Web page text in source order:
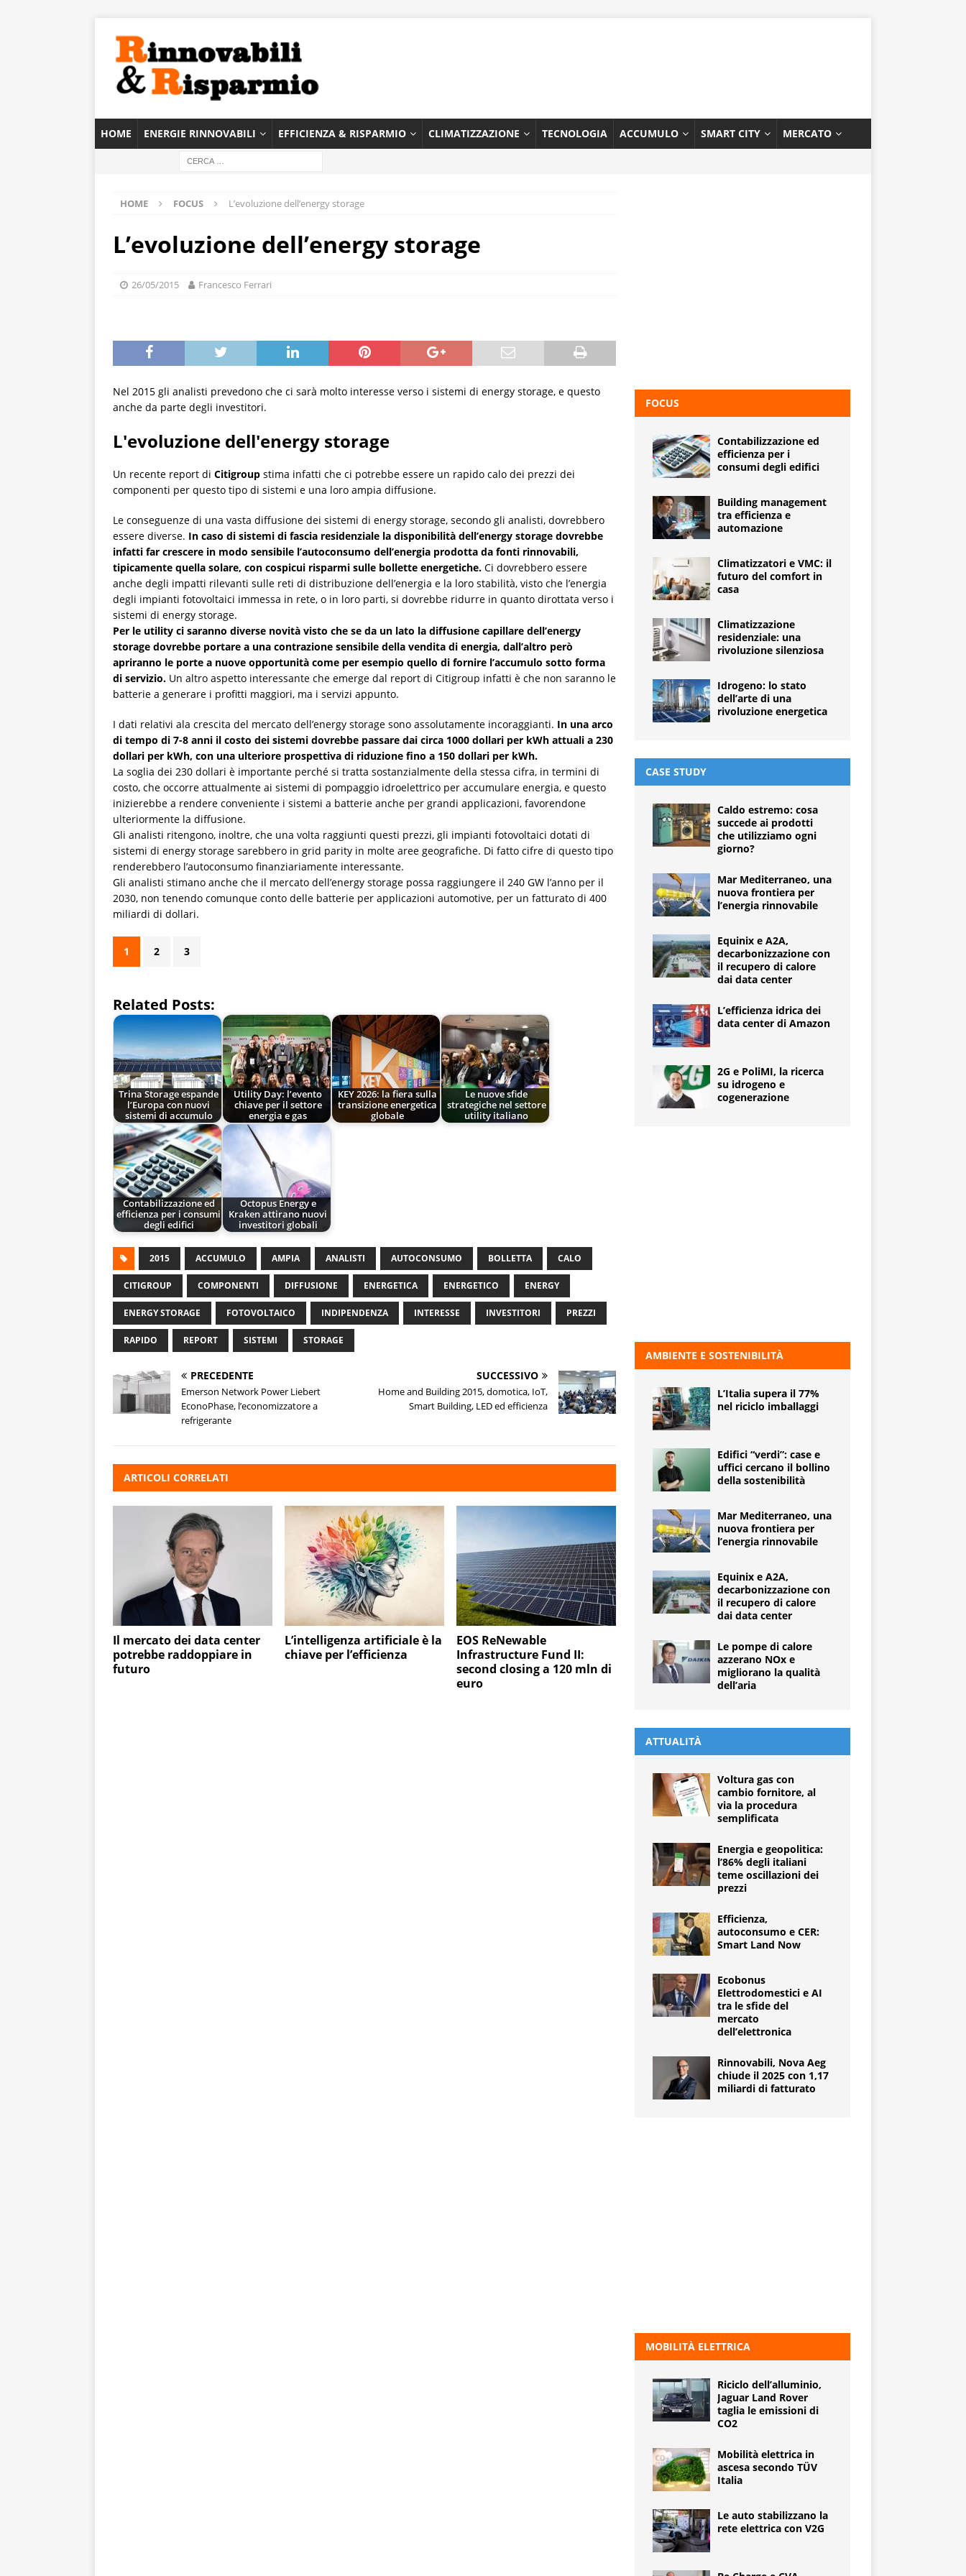
HOME ENERGIE RINNOVABILI EFFICIENZA & RISPARMIO CLIMATIZZAZIONE TECNOLOGIA ACCUMULO SMART CITY MERCATO
HOME FOCUS L’evoluzione dell’energy storage
L’evoluzione dell’energy storage
26/05/2015 Francesco Ferrari
Nel 2015 gli analisti prevedono che ci sarà molto interesse verso i sistemi di energy storage, e questo
anche da parte degli investitori.
L'evoluzione dell'energy storage
Un recente report di Citigroup stima infatti che ci potrebbe essere un rapido calo dei prezzi dei
componenti per questo tipo di sistemi e una loro ampia diffusione.
Le conseguenze di una vasta diffusione dei sistemi di energy storage, secondo gli analisti, dovrebbero
essere diverse. In caso di sistemi di fascia residenziale la disponibilità dell’energy storage dovrebbe
infatti far crescere in modo sensibile l’autoconsumo dell’energia prodotta da fonti rinnovabili,
tipicamente quella solare, con cospicui risparmi sulle bollette energetiche. Ci dovrebbero essere
anche degli impatti rilevanti sulle reti di distribuzione dell’energia e la loro stabilità, visto che l’energia
degli impianti fotovoltaici immessa in rete, o in loro parti, si dovrebbe ridurre in quanto dirottata verso i
sistemi di energy storage.
Per le utility ci saranno diverse novità visto che se da un lato la diffusione capillare dell’energy
storage dovrebbe portare a una contrazione sensibile della vendita di energia, dall’altro però
apriranno le porte a nuove opportunità come per esempio quello di fornire l’accumulo sotto forma
di servizio. Un altro aspetto interessante che emerge dal report di Citigroup infatti è che non saranno le
batterie a generare i profitti maggiori, ma i servizi appunto.
I dati relativi ala crescita del mercato dell’energy storage sono assolutamente incoraggianti. In una arco
di tempo di 7-8 anni il costo dei sistemi dovrebbe passare dai circa 1000 dollari per kWh attuali a 230
dollari per kWh, con una ulteriore prospettiva di riduzione fino a 150 dollari per kWh.
La soglia dei 230 dollari è importante perché si tratta sostanzialmente della stessa cifra, in termini di
costo, che occorre attualmente ai sistemi di pompaggio idroelettrico per accumulare energia, e questo
inizierebbe a rendere conveniente i sistemi a batterie anche per grandi applicazioni, favorendone
ulteriormente la diffusione.
Gli analisti ritengono, inoltre, che una volta raggiunti questi prezzi, gli impianti fotovoltaici dotati di
sistemi di energy storage sarebbero in grid parity in molte aree geografiche. Di fatto cifre di questo tipo
renderebbero l’autoconsumo finanziariamente interessante.
Gli analisti stimano anche che il mercato dell’energy storage possa raggiungere il 240 GW l’anno per il
2030, non tenendo comunque conto delle batterie per applicazioni automotive, per un fatturato di 400
miliardi di dollari.
1 2 3
Related Posts:
Trina Storage espande
l’Europa con nuovi
sistemi di accumulo
Utility Day: l’evento
chiave per il settore
energia e gas
KEY 2026: la fiera sulla
transizione energetica
globale
Le nuove sfide
strategiche nel settore
utility italiano
Contabilizzazione ed
efficienza per i consumi
degli edifici
Octopus Energy e
Kraken attirano nuovi
investitori globali
2015 ACCUMULO AMPIA ANALISTI AUTOCONSUMO BOLLETTA CALO
CITIGROUP COMPONENTI DIFFUSIONE ENERGETICA ENERGETICO ENERGY
ENERGY STORAGE FOTOVOLTAICO INDIPENDENZA INTERESSE INVESTITORI PREZZI
RAPIDO REPORT SISTEMI STORAGE
PRECEDENTE
Emerson Network Power Liebert
EconoPhase, l’economizzatore a
refrigerante
SUCCESSIVO
Home and Building 2015, domotica, IoT,
Smart Building, LED ed efficienza
ARTICOLI CORRELATI
Il mercato dei data center
potrebbe raddoppiare in
futuro
L’intelligenza artificiale è la
chiave per l’efficienza
EOS ReNewable
Infrastructure Fund II:
second closing a 120 mln di
euro
FOCUS
Contabilizzazione ed
efficienza per i
consumi degli edifici
Building management
tra efficienza e
automazione
Climatizzatori e VMC: il
futuro del comfort in
casa
Climatizzazione
residenziale: una
rivoluzione silenziosa
Idrogeno: lo stato
dell’arte di una
rivoluzione energetica
CASE STUDY
Caldo estremo: cosa
succede ai prodotti
che utilizziamo ogni
giorno?
Mar Mediterraneo, una
nuova frontiera per
l’energia rinnovabile
Equinix e A2A,
decarbonizzazione con
il recupero di calore
dai data center
L’efficienza idrica dei
data center di Amazon
2G e PoliMI, la ricerca
su idrogeno e
cogenerazione
AMBIENTE E SOSTENIBILITÀ
L’Italia supera il 77%
nel riciclo imballaggi
Edifici “verdi”: case e
uffici cercano il bollino
della sostenibilità
Mar Mediterraneo, una
nuova frontiera per
l’energia rinnovabile
Equinix e A2A,
decarbonizzazione con
il recupero di calore
dai data center
Le pompe di calore
azzerano NOx e
migliorano la qualità
dell’aria
ATTUALITÀ
Voltura gas con
cambio fornitore, al
via la procedura
semplificata
Energia e geopolitica:
l’86% degli italiani
teme oscillazioni dei
prezzi
Efficienza,
autoconsumo e CER:
Smart Land Now
Ecobonus
Elettrodomestici e AI
tra le sfide del
mercato
dell’elettronica
Rinnovabili, Nova Aeg
chiude il 2025 con 1,17
miliardi di fatturato
MOBILITÀ ELETTRICA
Riciclo dell’alluminio,
Jaguar Land Rover
taglia le emissioni di
CO2
Mobilità elettrica in
ascesa secondo TÜV
Italia
Le auto stabilizzano la
rete elettrica con V2G